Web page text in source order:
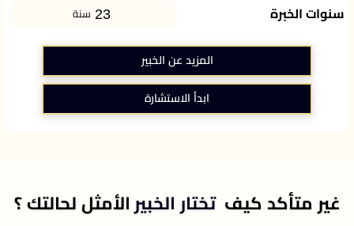
سنوات الخبرة 23 سنة
المزيد عن الخبير
ابدأ الاستشارة
غير متأكد كيف تختار الخبير الأمثل لحالتك ؟